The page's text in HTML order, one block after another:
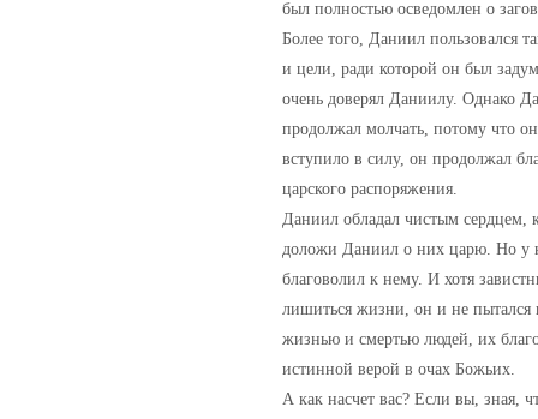
был полностью осведомлен о
Более того, Даниил пользовался
и цели, ради которой он был
очень доверял Даниилу. Однако
продолжал молчать, потому что
вступило в силу, он продолжал
царского распоряжения.
Даниил обладал чистым сердцем,
доложи Даниил о них царю. Но у
благоволил к нему. И хотя
лишиться жизни, он и не пытался
жизнью и смертью людей, их
истинной верой в очах Божьих.
А как насчет вас? Если вы, зная,